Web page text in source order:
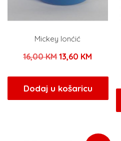
Mickey lonćić
16,00KMIzvorna
bila
je:
13,60 KM
je:
13,60
Dodaj u košaricu